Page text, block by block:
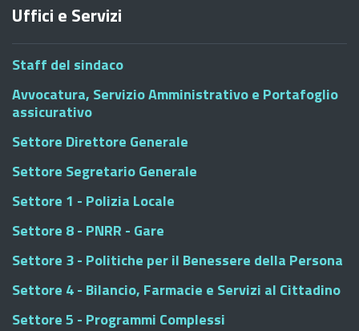
Uffici e Servizi
Staff del sindaco
Avvocatura, Servizio Amministrativo e Portafoglio
assicurativo
Settore Direttore Generale
Settore Segretario Generale
Settore 1 - Polizia Locale
Settore 8 - PNRR - Gare
Settore 3 - Politiche per il Benessere della Persona
Settore 4 - Bilancio, Farmacie e Servizi al Cittadino
Settore 5 - Programmi Complessi